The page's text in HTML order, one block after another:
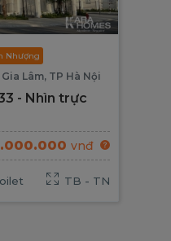
Nhượng
Lâm, TP Hà Nội
- Nhìn trực
vnđ
TB - TN